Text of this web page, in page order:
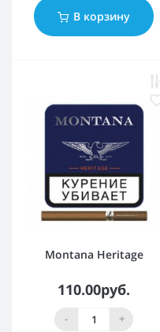
В корзину
Montana Heritage
110.00руб.
- +